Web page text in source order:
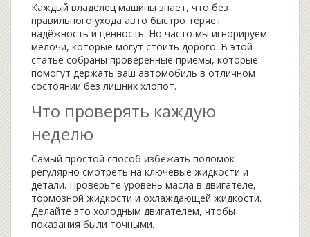
Каждый владелец машины знает, что без
правильного ухода авто быстро теряет
надёжность и ценность. Но часто мы игнорируем
мелочи, которые могут стоить дорого. В этой
статье собраны проверенные приёмы, которые
помогут держать ваш автомобиль в отличном
состоянии без лишних хлопот.
Что проверять каждую
неделю
Самый простой способ избежать поломок –
регулярно смотреть на ключевые жидкости и
детали. Проверьте уровень масла в двигателе,
тормозной жидкости и охлаждающей жидкости.
Делайте это холодным двигателем, чтобы
показания были точными.